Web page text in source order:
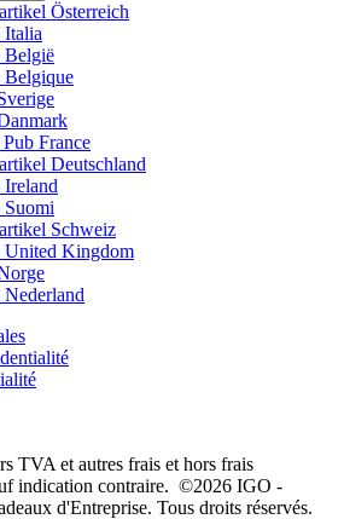
Österreich
België
France
Deutschland
Schweiz
United Kingdom
TVA et autres frais et hors frais
indication contraire. ©2026 IGO -
d'Entreprise. Tous droits réservés.